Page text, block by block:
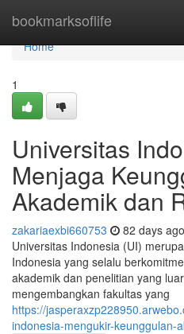
bookmarksoflife
Home
Home
1
Universitas
Menjaga
Akademik dan
zakariaexbi660753 82 days ago
Universitas Indonesia (UI)
Indonesia yang selalu
akademik dan penelitian yang
mengembangkan fakultas yang
https://
indonesia-mengukir-keunggulan-